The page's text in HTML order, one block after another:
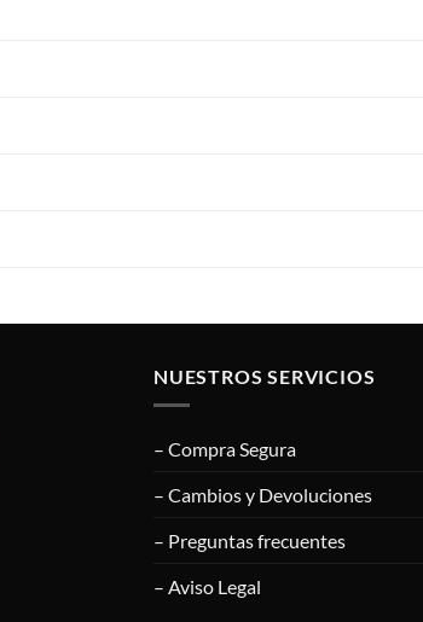
NUESTROS SERVICIOS
– Compra Segura
– Cambios y Devoluciones
– Preguntas frecuentes
– Aviso Legal